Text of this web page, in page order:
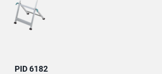
PID 6182